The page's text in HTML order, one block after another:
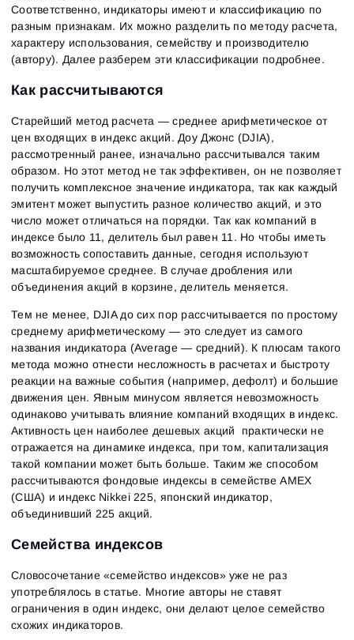
Соответственно, индикаторы имеют и классификацию по
разным признакам. Их можно разделить по методу расчета,
характеру использования, семейству и производителю
(автору). Далее разберем эти классификации подробнее.
Как рассчитываются
Старейший метод расчета — среднее арифметическое от
цен входящих в индекс акций. Доу Джонс (DJIA),
рассмотренный ранее, изначально рассчитывался таким
образом. Но этот метод не так эффективен, он не позволяет
получить комплексное значение индикатора, так как каждый
эмитент может выпустить разное количество акций, и это
число может отличаться на порядки. Так как компаний в
индексе было 11, делитель был равен 11. Но чтобы иметь
возможность сопоставить данные, сегодня используют
масштабируемое среднее. В случае дробления или
объединения акций в корзине, делитель меняется.
Тем не менее, DJIA до сих пор рассчитывается по простому
среднему арифметическому — это следует из самого
названия индикатора (Average — средний). К плюсам такого
метода можно отнести несложность в расчетах и быстроту
реакции на важные события (например, дефолт) и большие
движения цен. Явным минусом является невозможность
одинаково учитывать влияние компаний входящих в индекс.
Активность цен наиболее дешевых акций практически не
отражается на динамике индекса, при том, капитализация
такой компании может быть больше. Таким же способом
рассчитываются фондовые индексы в семействе AMEX
(США) и индекс Nikkei 225, японский индикатор,
объединивший 225 акций.
Семейства индексов
Словосочетание «семейство индексов» уже не раз
употреблялось в статье. Многие авторы не ставят
ограничения в один индекс, они делают целое семейство
схожих индикаторов.